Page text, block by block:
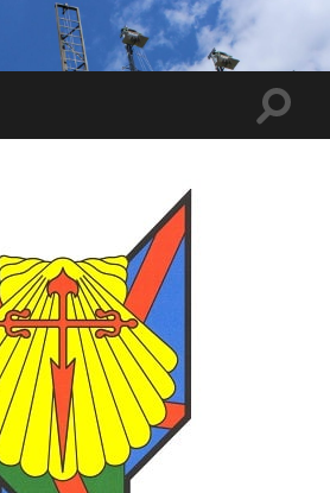
Toggle